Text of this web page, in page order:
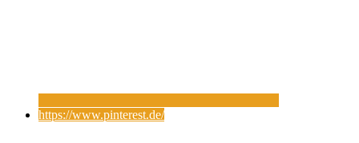
https://www.pinterest.de/